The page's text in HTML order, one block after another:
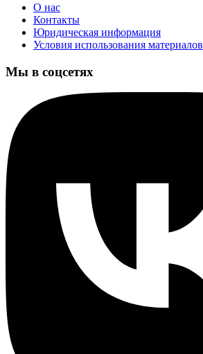
О нас
Контакты
Юридическая информация
Условия использования материалов
Мы в соцсетях